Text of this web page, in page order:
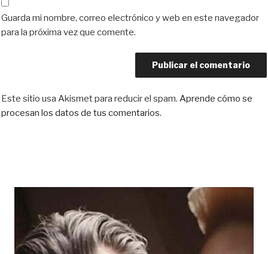
Guarda mi nombre, correo electrónico y web en este navegador
para la próxima vez que comente.
Este sitio usa Akismet para reducir el spam. Aprende cómo se
procesan los datos de tus comentarios.